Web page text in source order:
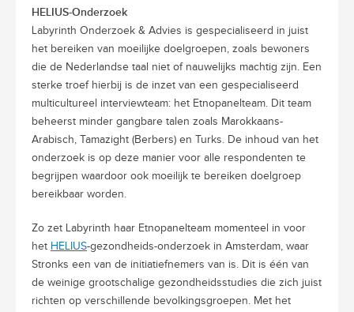
HELIUS-Onderzoek
Labyrinth Onderzoek & Advies is gespecialiseerd in juist
het bereiken van moeilijke doelgroepen, zoals bewoners
die de Nederlandse taal niet of nauwelijks machtig zijn. Een
sterke troef hierbij is de inzet van een gespecialiseerd
multicultureel interviewteam: het Etnopanelteam. Dit team
beheerst minder gangbare talen zoals Marokkaans-
Arabisch, Tamazight (Berbers) en Turks. De inhoud van het
onderzoek is op deze manier voor alle respondenten te
begrijpen waardoor ook moeilijk te bereiken doelgroep
bereikbaar worden.
Zo zet Labyrinth haar Etnopanelteam momenteel in voor
het HELIUS-gezondheids-onderzoek in Amsterdam, waar
Stronks een van de initiatiefnemers van is. Dit is één van
de weinige grootschalige gezondheidsstudies die zich juist
richten op verschillende bevolkingsgroepen. Met het